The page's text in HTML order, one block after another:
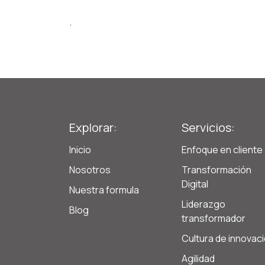
.
Explorar:
Inicio
Nosotros
Nuestra formula
Blog
Servicios:
Enfoque en cliente
Transformación
Digital
Liderazgo
transformador
Cultura de
Agilidad